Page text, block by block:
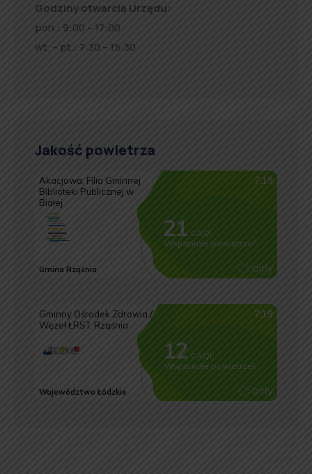
Godziny otwarcia Urzędu:
pon.: 9:00 – 17:00
wt. – pt.: 7:30 – 15:30
Jakość powietrza